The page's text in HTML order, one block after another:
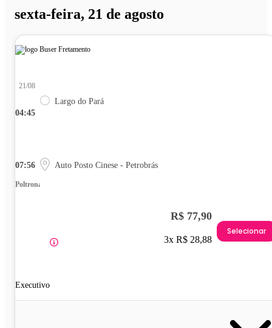
sexta-feira, 21 de agosto
04:45
21/08
Largo do Pará
07:56 Auto Posto Cinese - Petrobrás
Poltrona
Executivo
R$ 77,90
3x R$ 28,88
Selecionar